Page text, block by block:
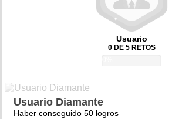
Usuario
0 DE 5 RETOS
Usuario Diamante
Haber conseguido 50 logros